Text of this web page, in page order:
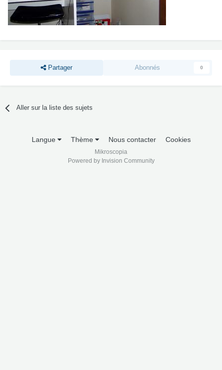
Partager Abonnés 0
Aller sur la liste des sujets
Langue Thème Nous contacter Cookies
Mikroscopia
Powered by Invision Community